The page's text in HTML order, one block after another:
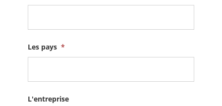
Les pays *
L'entreprise